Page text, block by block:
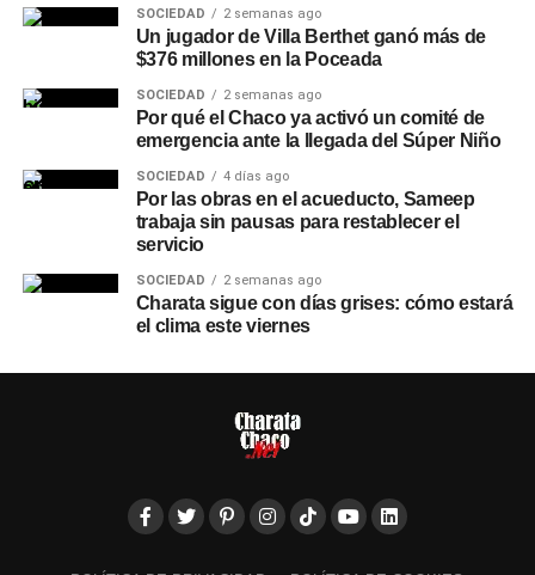
SOCIEDAD 2 semanas ago
Un jugador de Villa Berthet ganó más de
$376 millones en la Poceada
SOCIEDAD 2 semanas ago
Por qué el Chaco ya activó un comité de
emergencia ante la llegada del Súper Niño
SOCIEDAD 4 días ago
Por las obras en el acueducto, Sameep
trabaja sin pausas para restablecer el
servicio
SOCIEDAD 2 semanas ago
Charata sigue con días grises: cómo estará
el clima este viernes